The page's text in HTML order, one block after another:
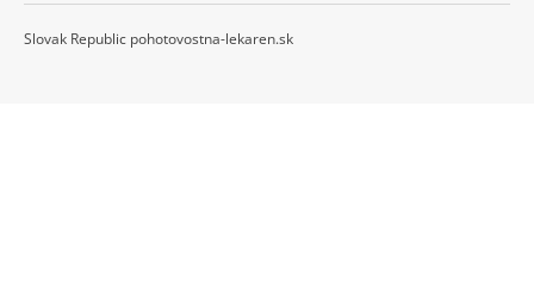
Slovak Republic pohotovostna-lekaren.sk